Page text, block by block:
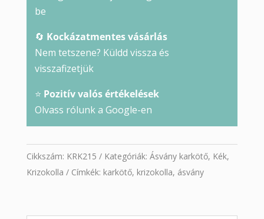
be
🔄 Kockázatmentes vásárlás
Nem tetszene? Küldd vissza és
visszafizetjük
⭐ Pozitív valós értékelések
Olvass rólunk a Google-en
Cikkszám: KRK215 Kategóriák: Ásvány karkötő, Kék,
Krizokolla
Címkék: karkötő, krizokolla, ásvány